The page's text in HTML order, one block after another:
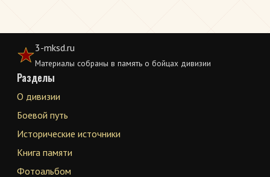
3-mksd.ru
Материалы собраны в память о бойцах дивизии
Разделы
О дивизии
Боевой путь
Исторические источники
Книга памяти
Фотоальбом